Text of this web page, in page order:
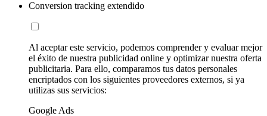
Conversion tracking extendido
Al aceptar este servicio, podemos comprender y evaluar mejor
el éxito de nuestra publicidad online y optimizar nuestra oferta
publicitaria. Para ello, comparamos tus datos personales
encriptados con los siguientes proveedores externos, si ya
utilizas sus servicios:
Google Ads